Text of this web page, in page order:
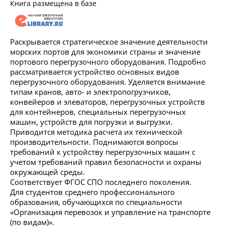
Книга размещена в базе
Раскрывается стратегическое значение деятельности
морских портов для экономики страны и значение
портового перегрузочного оборудования. Подробно
рассматривается устройство основных видов
перегрузочного оборудования. Уделяется внимание
типам кранов, авто- и электропогрузчиков,
конвейеров и элеваторов, перегрузочных устройств
для контейнеров, специальных перегрузочных
машин, устройств для погрузки и выгрузки.
Приводится методика расчета их технической
производительности. Поднимаются вопросы
требований к устройству перегрузочных машин с
учетом требований правил безопасности и охраны
окружающей среды.
Соответствует ФГОС СПО последнего поколения.
Для студентов среднего профессионального
образования, обучающихся по специальности
«Организация перевозок и управление на транспорте
(по видам)».